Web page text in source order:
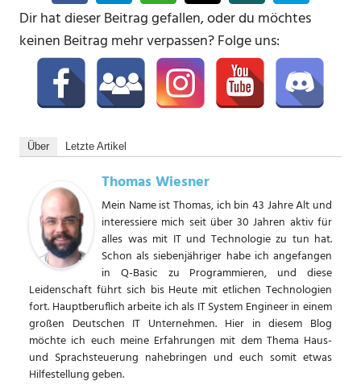
Dir hat dieser Beitrag gefallen, oder du möchtes
keinen Beitrag mehr verpassen? Folge uns:
Über Letzte Artikel
Thomas Wiesner
Mein Name ist Thomas, ich bin 43 Jahre Alt und
interessiere mich seit über 30 Jahren aktiv für
alles was mit IT und Technologie zu tun hat.
Schon als siebenjähriger habe ich angefangen
in Q-Basic zu Programmieren, und diese
Leidenschaft führt sich bis Heute mit etlichen Technologien
fort. Hauptberuflich arbeite ich als IT System Engineer in einem
großen Deutschen IT Unternehmen. Hier in diesem Blog
möchte ich euch meine Erfahrungen mit dem Thema Haus-
und Sprachsteuerung nahebringen und euch somit etwas
Hilfestellung geben.